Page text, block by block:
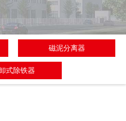
磁泥分离器
式除铁器